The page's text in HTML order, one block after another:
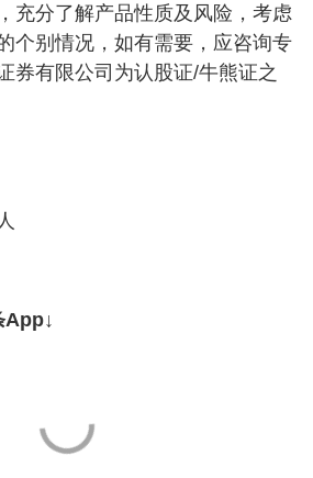
充分了解产品性质及风险，考虑
个别情况，如有需要，应咨询专
券有限公司为认股证/牛熊证之
App↓